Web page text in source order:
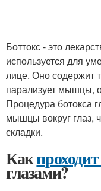
Боттокс - это
используется для
лице. Оно содержит
парализует мышцы,
Процедура ботокса
мышцы вокруг глаз,
складки.
Как
глазами?